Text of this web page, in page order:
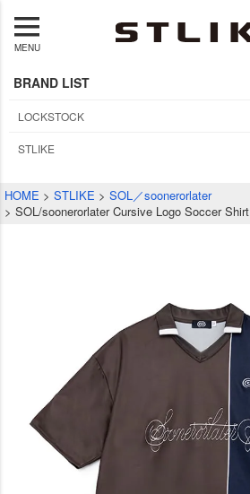
MENU
BRAND LIST
LOCKSTOCK
STLIKE
HOME STLIKE
SOL／soonerorlater
SOL/soonerorlater Cursive Logo Soccer Shirt